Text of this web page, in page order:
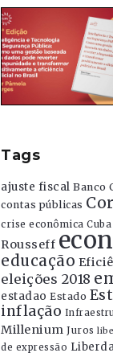
Tags
ajuste fiscal Banco
contas públicas
crise econômica Cuba
Rousseff
educação
eleições 2018
estadao Estado
inflação
Millenium Juros
de expressão